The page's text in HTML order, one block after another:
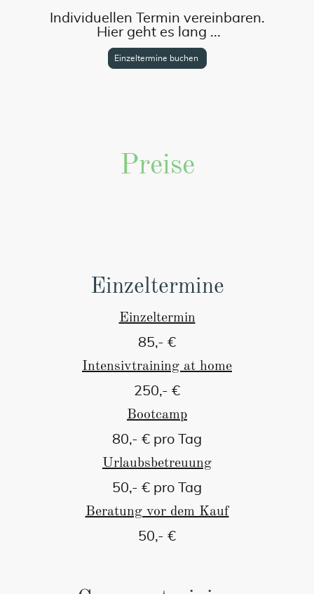
Individuellen Termin vereinbaren.
Hier geht es lang ...
Einzeltermine buchen
Preise
Einzeltermine
Einzeltermin
85,- €
Intensivtraining at home
250,- €
Bootcamp
80,- € pro Tag
Urlaubsbetreuung
50,- € pro Tag
Beratung vor dem Kauf
50,- €